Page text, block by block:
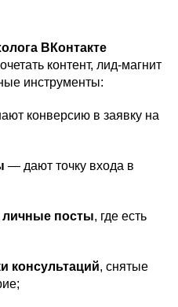
ВКонтакте
контент, лид-магнит
инструменты:
конверсию в заявку на
— дают точку входа в
личные посты, где есть
консультаций, снятые